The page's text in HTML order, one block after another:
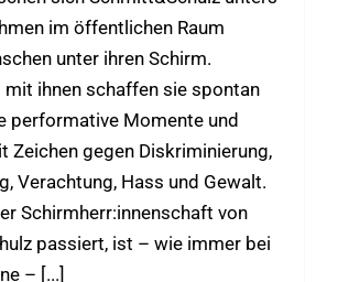
im öffentlichen Raum
unter ihren Schirm.
mit ihnen schaffen sie spontan
performative Momente und
Zeichen gegen Diskriminierung,
Verachtung, Hass und Gewalt.
Schirmherr:innenschaft von
passiert, ist – wie immer bei
– [...]